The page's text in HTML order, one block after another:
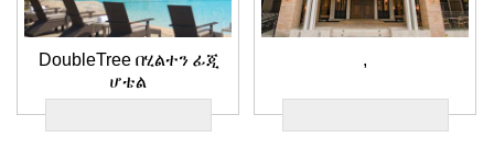
DoubleTree በሂልተን ፊጂ
ሆቴል
,